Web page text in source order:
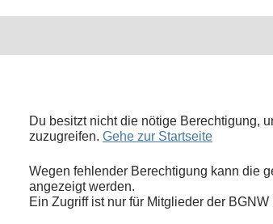
Du besitzt nicht die nötige Berechtigung,
zuzugreifen. Gehe zur Startseite
Wegen fehlender Berechtigung kann die
angezeigt werden.
Ein Zugriff ist nur für Mitglieder der BGNW